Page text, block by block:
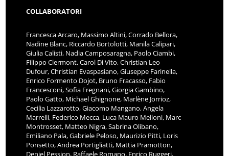
COLLABORATORI
Francesca Arcaro, Massimo Altini, Corrado Bellora,
Nadine Blanc, Riccardo Bortolotti, Manila Calipari,
Giulia Calisti, Nadia Camposaragna, Paolo Ciambi,
Filippo Clermont, Carol Di Vito, Christian Leo
Dufour, Christian Evaspasiano, Giuseppe Farinella,
Enrico Formento Dojot, Bruno Fracasso, Fabio
Francesconi, Sofia Fregnani, Giorgia Gambino,
Paolo Gatto, Michael Ghignone, Marlène Jorrioz,
Cecilia Lazzarotto, Giacomo Mangano, Angela
Marrelli, Federico Mecca, Luca Mauro Melloni, Marc
Montrosset, Matteo Nigra, Sabrina Olibano,
Emiliano Pala, Gabriele Peloso, Maurizio Pitti, Loris
Ponsetto, Andrea Portigliatti, Mattia Pramotton,
Deniel Pession, Raffaele Romano, Enrico Ruggeri,